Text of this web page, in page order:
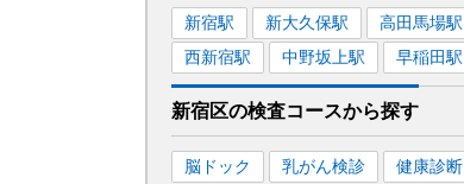
新宿駅 新大久保駅 高田馬場駅
西新宿駅 中野坂上駅 早稲田駅
新宿区の検査コースから探す
脳ドック 乳がん検診 健康診断